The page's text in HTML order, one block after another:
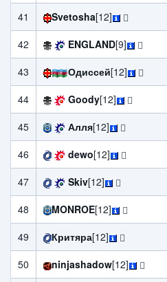
41 Svetosha[12]
42
ENGLAND[9]
43
Одиссей[12]
44
Goody[12]
45
Алля[12]
46
dewo[12]
47
Skiv[12]
48
MONROE[12]
49
Критяра[12]
50
ninjashadow[12]